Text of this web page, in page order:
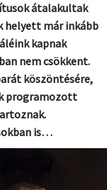
átalakultak
helyett már inkább
kapnak
nem csökkent.
köszöntésére,
programozott
is…